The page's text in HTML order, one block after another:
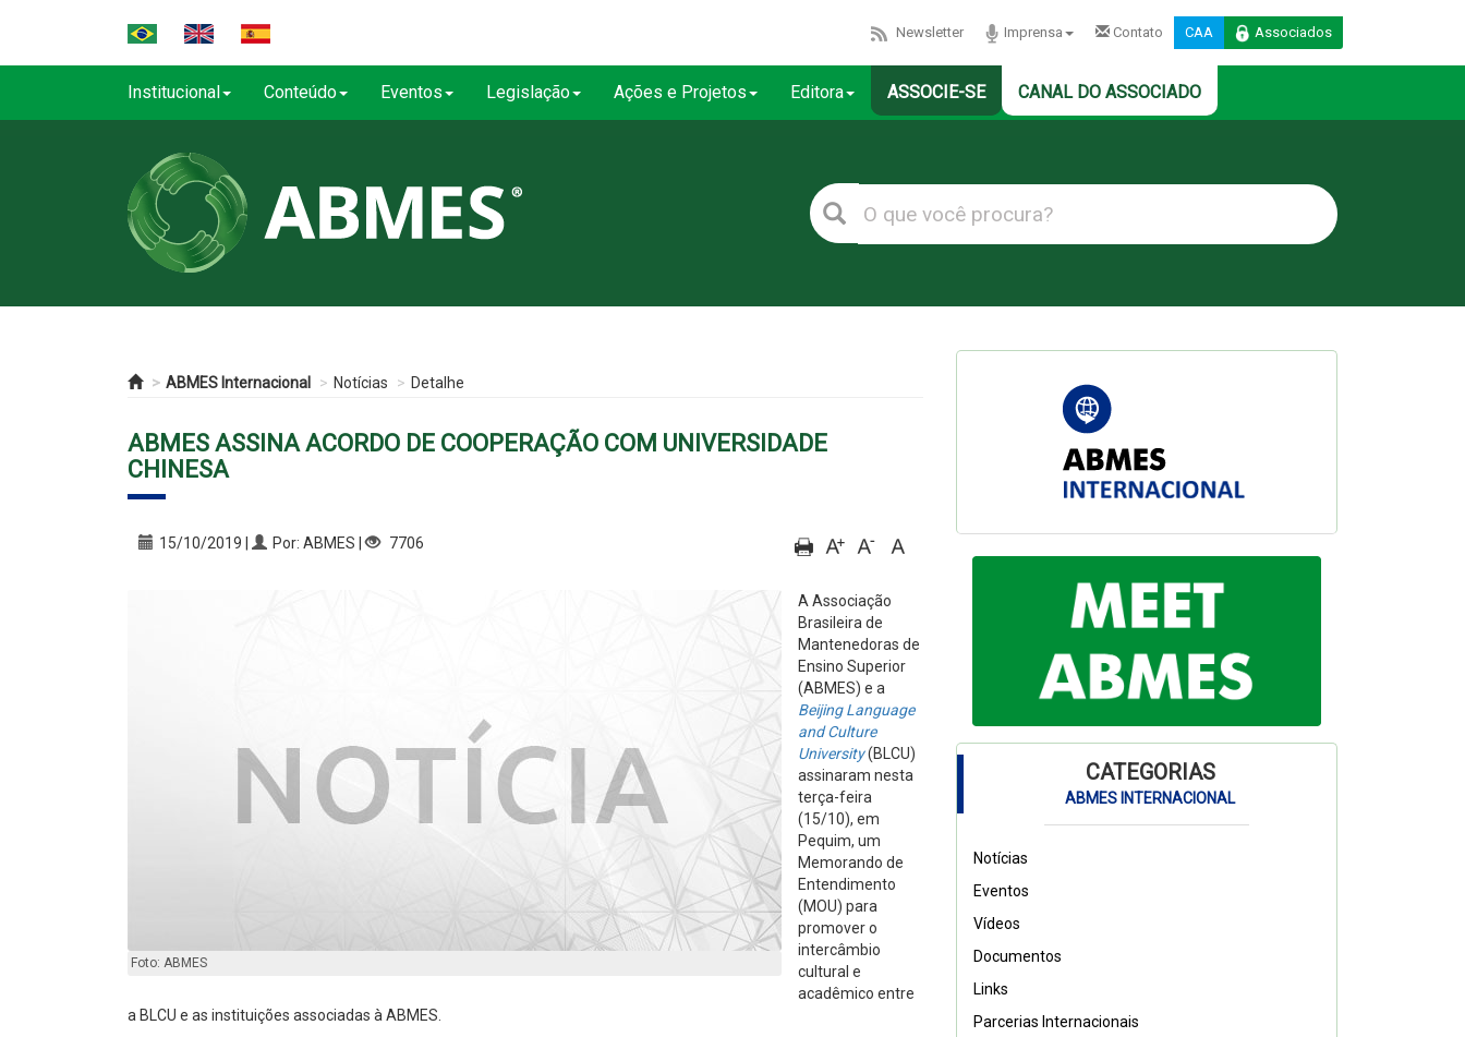
Newsletter Imprensa Contato CAA Associados
Institucional Conteúdo Eventos Legislação Ações e Projetos Editora ASSOCIE-SE CANAL DO ASSOCIADO
ABMES Internacional Notícias Detalhe
ABMES ASSINA ACORDO DE COOPERAÇÃO COM UNIVERSIDADE
CHINESA
15/10/2019 | Por: ABMES | 7706
Foto: ABMES
A Associação
Brasileira de
Mantenedoras de
Ensino Superior
(ABMES) e a
Beijing Language
and Culture
University(BLCU)
assinaram nesta
terça-feira
(15/10), em
Pequim, um
Memorando de
Entendimento
(MOU) para
promover o
intercâmbio
cultural e
acadêmico entre
a BLCU e as instituições associadas à ABMES.
CATEGORIAS
ABMES INTERNACIONAL
Notícias
Eventos
Vídeos
Documentos
Links
Parcerias Internacionais